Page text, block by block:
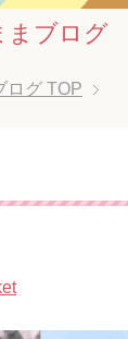
まブログ
ログ TOP